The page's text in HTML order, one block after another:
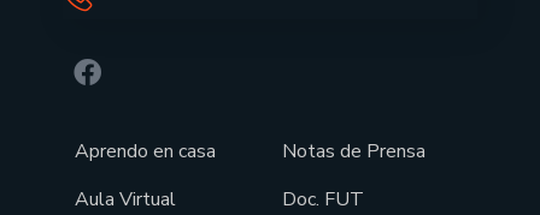
Aprendo en casa
Aula Virtual
Notas de Prensa
Doc. FUT